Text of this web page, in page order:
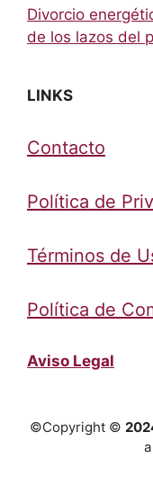
Divorcio
de los lazos del
LINKS
Contacto
Política de
Términos de
Política de
Aviso Legal
©Copyright ©
a